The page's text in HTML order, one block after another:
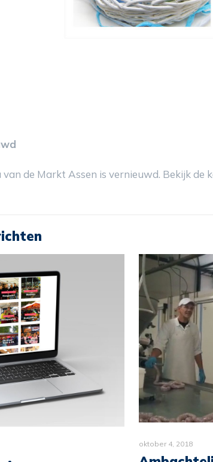
de Markt Assen is vernieuwd. Bekijk de
oktober 4, 2018